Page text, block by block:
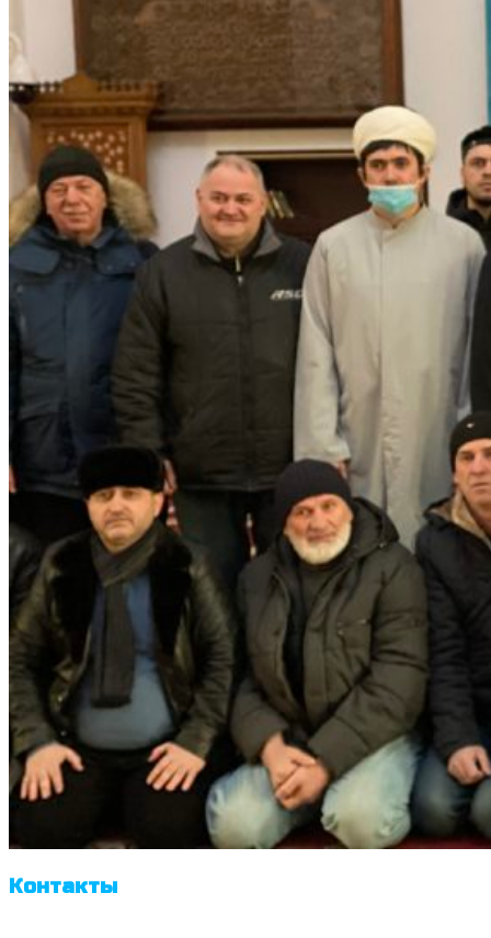
Контакты